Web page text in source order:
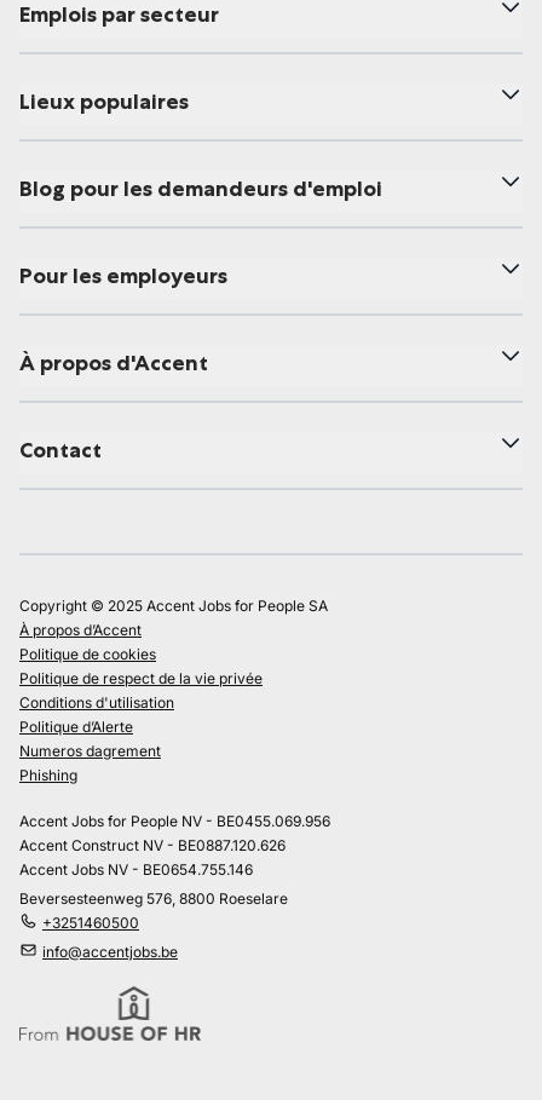
Emplois par secteur
Lieux populaires
Blog pour les demandeurs d'emploi
Pour les employeurs
À propos d'Accent
Contact
Copyright © 2025 Accent Jobs for People SA
À propos d’Accent
Politique de cookies
Politique de respect de la vie privée
Conditions d'utilisation
Politique d’Alerte
Numeros dagrement
Phishing
Accent Jobs for People NV - BE0455.069.956
Accent Construct NV - BE0887.120.626
Accent Jobs NV - BE0654.755.146
Beversesteenweg 576, 8800 Roeselare
+3251460500
info@accentjobs.be